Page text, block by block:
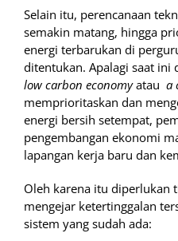
Selain itu, perencanaan
semakin matang, hingga
energi terbarukan di
ditentukan. Apalagi saat ini
low carbon economyatau a
memprioritaskan dan
energi bersih setempat,
pengembangan ekonomi
lapangan kerja baru dan
Oleh karena itu diperlukan
mengejar ketertinggalan
sistem yang sudah ada: